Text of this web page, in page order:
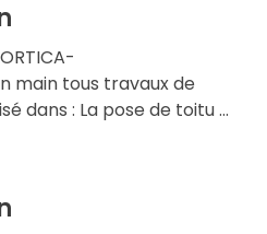
main tous travaux de
dans : La pose de toitu ...